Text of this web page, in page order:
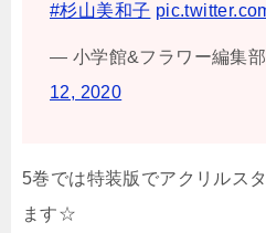
#杉山美和子
— 小学館&フラワー編集
12, 2020
5巻では特装版でアクリルス
ます☆